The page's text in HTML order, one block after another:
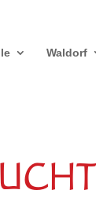
Waldorf